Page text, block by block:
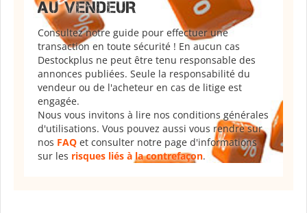
AU VENDEUR
Consultez notre guide pour effectuer une
transaction en toute sécurité ! En aucun cas
Destockplus ne peut être tenu responsable des
annonces publiées. Seule la responsabilité du
vendeur ou de l'acheteur en cas de litige est
engagée.
Nous vous invitons à lire nos conditions générales
d'utilisations. Vous pouvez aussi vous rendre sur
nos FAQ et consulter notre page d'informations
sur les risques liés à la contrefaçon.